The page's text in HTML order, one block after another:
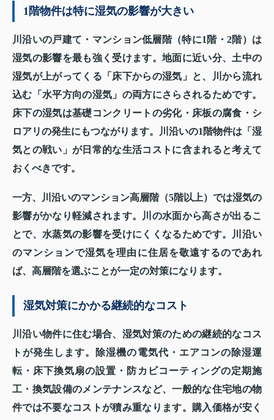
1階物件は特に湿気の影響が大きい
川沿いの戸建て・マンション低層階（特に1階・2階）は
湿気の影響を最も強く受けます。地面に近い分、土中の
湿気が上がってくる「床下からの湿気」と、川から流れ
込む「水平方向の湿気」の両方にさらされるためです。
床下の湿気は基礎コンクリートの劣化・床板の腐食・シ
ロアリの発生にもつながります。川沿いの1階物件は「湿
気との戦い」が日常的な生活コストに含まれると考えて
おくべきです。
一方、川沿いのマンション高層階（5階以上）では湿気の
影響がかなり軽減されます。川の水面から高さが出るこ
とで、水蒸気の影響を受けにくくなるためです。川沿い
のマンションで湿気を理由に住居を敬遠するのであれ
ば、高層階を選ぶことが一定の対策になります。
湿気対策にかかる継続的なコスト
川沿い物件に住む場合、湿気対策のための継続的なコス
トが発生します。除湿機の電気代・エアコンの除湿運
転・床下換気扇の設置・防カビコーティングの定期施
工・換気設備のメンテナンスなど、一般的な住宅地の物
件では不要なコストが積み重なります。購入価格が安く